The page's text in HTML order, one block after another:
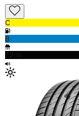
C
B
72db